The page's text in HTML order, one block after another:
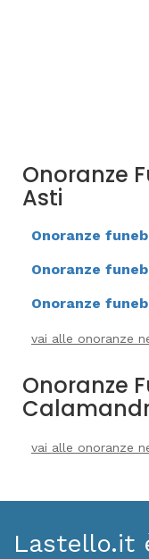
Onoranze
Asti
Onoranze
Onoranze
Onoranze
vai alle onoranze
Onoranze
vai alle onoranze
Lastello.it